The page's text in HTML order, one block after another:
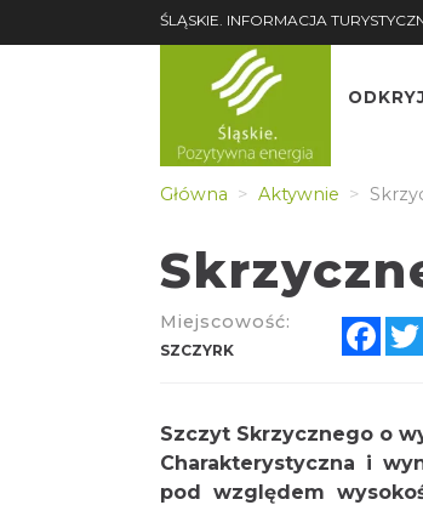
ŚLĄSKIE. INFORMACJA
Główna Aktywnie
Miejscowość:
SZCZYRK
Szczyt Skrzycznego o
Charakterystyczna i
pod względem